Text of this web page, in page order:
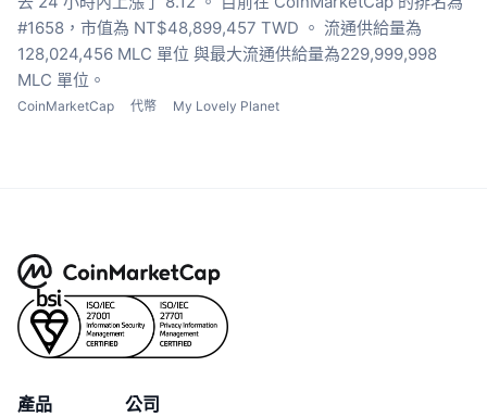
#1658，市值為 NT$48,899,457 TWD 。 流通供給量為
128,024,456 MLC 單位 與最大流通供給量為229,999,998
MLC 單位。
CoinMarketCap 代幣 My Lovely Planet
產品 公司